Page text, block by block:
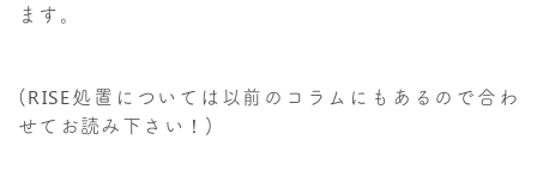
ます。
(RISE処置については以前のコラムにもあるので合わ
せてお読み下さい！)